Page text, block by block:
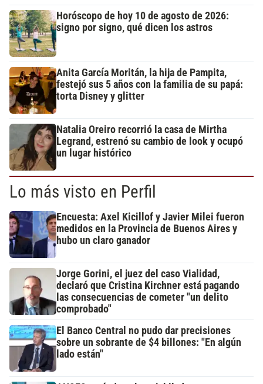
Horóscopo de hoy 10 de agosto de 2026:
signo por signo, qué dicen los astros
Anita García Moritán, la hija de Pampita,
festejó sus 5 años con la familia de su papá:
torta Disney y glitter
Natalia Oreiro recorrió la casa de Mirtha
Legrand, estrenó su cambio de look y ocupó
un lugar histórico
Lo más visto en Perfil
Encuesta: Axel Kicillof y Javier Milei fueron
medidos en la Provincia de Buenos Aires y
hubo un claro ganador
Jorge Gorini, el juez del caso Vialidad,
declaró que Cristina Kirchner está pagando
las consecuencias de cometer "un delito
comprobado"
El Banco Central no pudo dar precisiones
sobre un sobrante de $4 billones: "En algún
lado están"